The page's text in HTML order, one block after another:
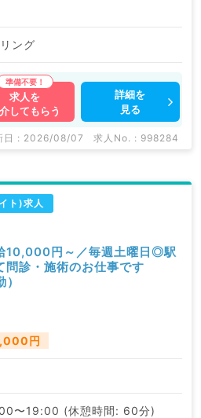
ング
求人を
してもらう
詳細を
見る
日 : 2026/08/07 求人No. : 998284
ト)求人
10,000円～／毎週土曜日◎駅
問診・施術のお仕事です
円
〜19:00 (休憩時間: 60分)